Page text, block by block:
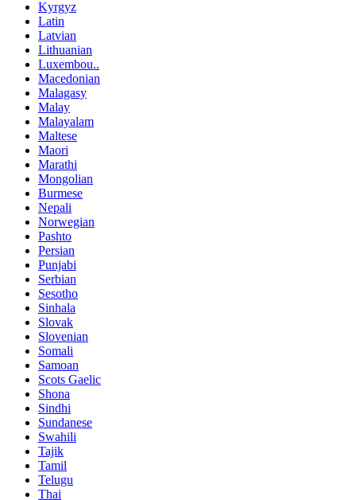
Kyrgyz
Latin
Latvian
Lithuanian
Luxembou..
Macedonian
Malagasy
Malay
Malayalam
Maltese
Maori
Marathi
Mongolian
Burmese
Nepali
Norwegian
Pashto
Persian
Punjabi
Serbian
Sesotho
Sinhala
Slovak
Slovenian
Somali
Samoan
Scots Gaelic
Shona
Sindhi
Sundanese
Swahili
Tajik
Tamil
Telugu
Thai